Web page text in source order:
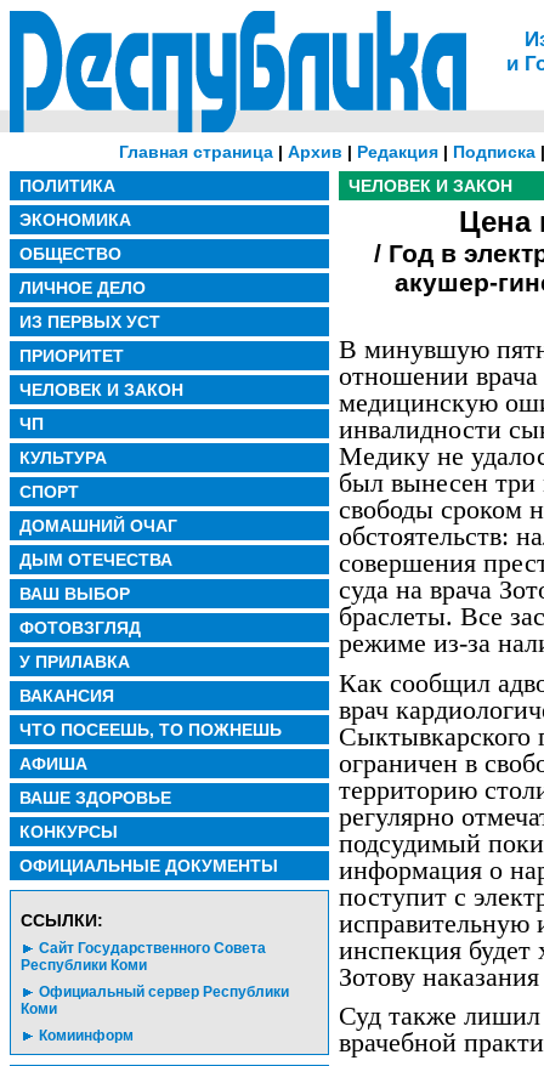
и
Главная страница | Архив | Редакция | Подписка
ПОЛИТИКА
ЭКОНОМИКА
ОБЩЕСТВО
ЛИЧНОЕ ДЕЛО
ИЗ ПЕРВЫХ УСТ
ПРИОРИТЕТ
ЧЕЛОВЕК И ЗАКОН
ЧП
КУЛЬТУРА
СПОРТ
ДОМАШНИЙ ОЧАГ
ДЫМ ОТЕЧЕСТВА
ВАШ ВЫБОР
ФОТОВЗГЛЯД
У ПРИЛАВКА
ВАКАНСИЯ
ЧТО ПОСЕЕШЬ, ТО ПОЖНЕШЬ
АФИША
ВАШЕ ЗДОРОВЬЕ
КОНКУРСЫ
ОФИЦИАЛЬНЫЕ ДОКУМЕНТЫ
CСЫЛКИ:
Сайт Государственного Совета
Республики Коми
Официальный сервер Республики
Коми
Комиинформ
ЧЕЛОВЕК И ЗАКОН
Цена
/ Год в
акушер-
В минувшую
отношении врача
медицинскую
инвалидности
Медику не
был вынесен
свободы сроком
обстоятельств:
совершения
суда на врача
браслеты. Все
режиме из-за
Как сообщил
врач
Сыктывкарского
ограничен в
территорию
регулярно
подсудимый
информация о
поступит с
исправительную
инспекция будет
Зотову
Суд также лишил
врачебной